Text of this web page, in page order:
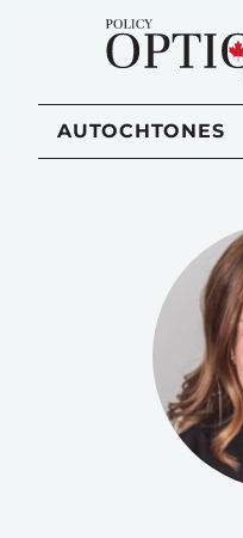
AUTOCHTONES